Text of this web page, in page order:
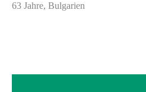
63 Jahre, Bulgarien